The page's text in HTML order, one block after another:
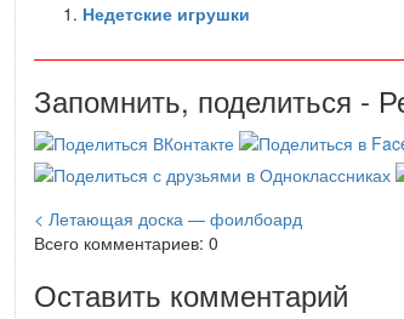
Недетские игрушки
Запомнить, поделиться -
< Летающая доска — фоилбоард
Всего комментариев: 0
Оставить комментарий